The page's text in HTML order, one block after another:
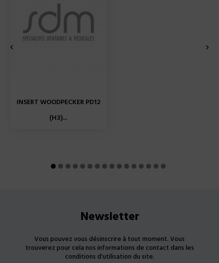
INSERT WOODPECKER PD12
(H3)...
 
Newsletter
Vous pouvez vous désinscrire à tout moment. Vous
trouverez pour cela nos informations de contact dans les
conditions d'utilisation du site.